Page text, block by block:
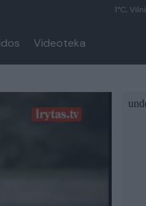
1°C,
Videoteka